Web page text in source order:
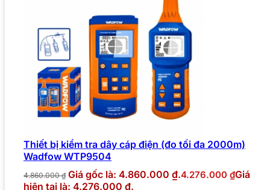
Thiết bị kiểm tra dây cáp điện (đo tối đa 2000m)
Wadfow WTP9504
4.860.000₫ Giá gốc là: 4.860.000 ₫.4.276.000 ₫Giá
hiện tại là: 4.276.000 ₫.